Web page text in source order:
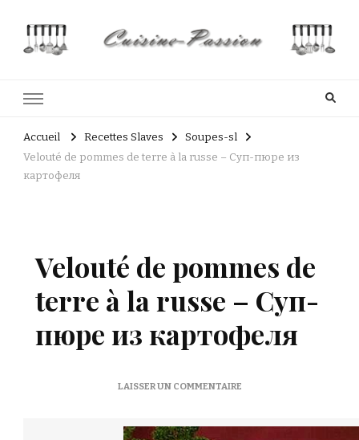
Accueil Recettes Slaves
Soupes-sl
Velouté de pommes de terre à la russe – Суп-пюре из
картофеля
Velouté de pommes de
terre à la russe – Суп-
пюре из картофеля
LAISSER UN COMMENTAIRESUR